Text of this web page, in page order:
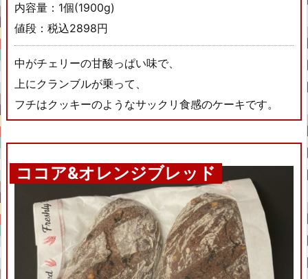
内容量：1個(1900g)
値段：税込2898円
中がチェリーの甘酸っぱい味で、
上にクランブルが乗って、
フチはクッキーのようなサックリ食感のケーキです。
ココア&オレンジブレッド